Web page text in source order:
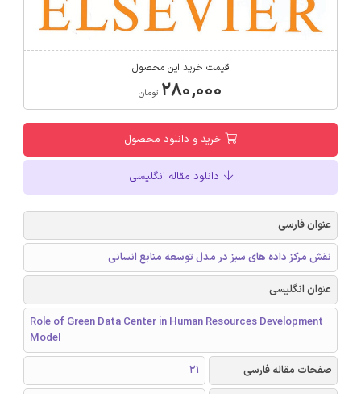
قیمت خرید این محصول
۲۸۰,۰۰۰ تومان
خرید و دانلود محصول
دانلود مقاله انگلیسی
عنوان فارسی
نقش مرکز داده های سبز در مدل توسعه منابع انسانی
عنوان انگلیسی
Role of Green Data Center in Human Resources Development
Model
صفحات مقاله فارسی
21